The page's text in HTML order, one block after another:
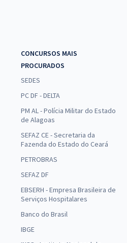
CONCURSOS MAIS
PROCURADOS
SEDES
PC DF - DELTA
PM AL - Polícia Militar do Estado
de Alagoas
SEFAZ CE - Secretaria da
Fazenda do Estado do Ceará
PETROBRAS
SEFAZ DF
EBSERH - Empresa Brasileira de
Serviços Hospitalares
Banco do Brasil
IBGE